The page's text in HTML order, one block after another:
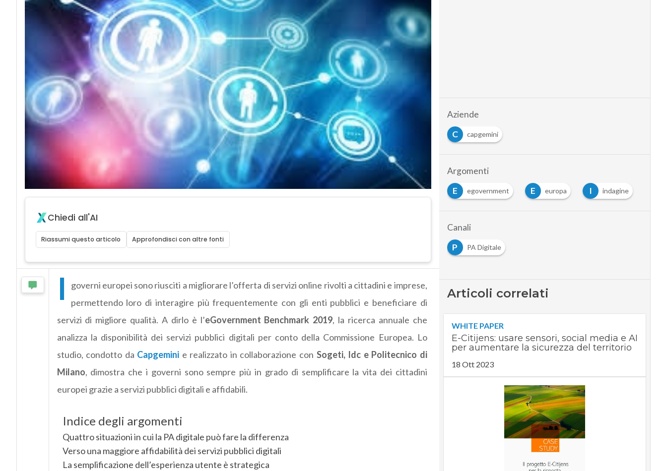
Chiedi all'AI
Riassumi questo articolo Approfondisci con altre fonti
I
governi europei sono riusciti a migliorare l’offerta di servizi online rivolti a cittadini e imprese,
permettendo loro di interagire più frequentemente con gli enti pubblici e beneficiare di
servizi di migliore qualità. A dirlo è l’eGovernment Benchmark 2019, la ricerca annuale che
analizza la disponibilità dei servizi pubblici digitali per conto della Commissione Europea. Lo
studio, condotto da Capgemini e realizzato in collaborazione con Sogeti, Idc e Politecnico di
Milano, dimostra che i governi sono sempre più in grado di semplificare la vita dei cittadini
europei grazie a servizi pubblici digitali e affidabili.
Indice degli argomenti
Quattro situazioni in cui la PA digitale può fare la differenza
Verso una maggiore affidabilità dei servizi pubblici digitali
La semplificazione dell’esperienza utente è strategica
Aziende
C
capgemini
Argomenti
D
digitale E egovernment E europa I indagine
Canali
P
PA Digitale
Articoli correlati
WHITE PAPER
E-Citijens: usare sensori, social media e AI
per aumentare la sicurezza del territorio
18 Ott 2023